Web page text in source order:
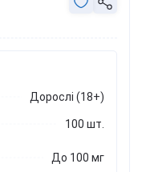
Дорослі (18+)
100 шт.
До 100 мг